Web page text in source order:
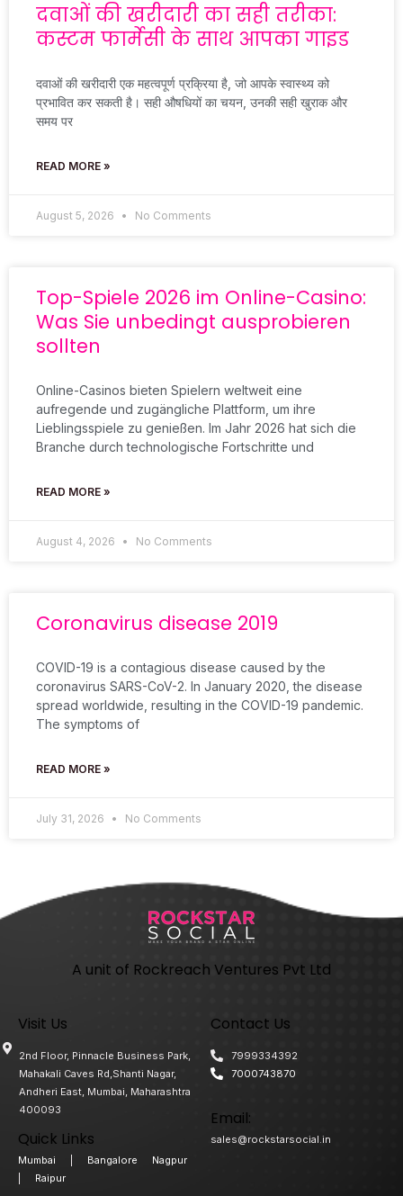
दवाओं की खरीदारी का सही तरीका:
कस्टम फार्मेसी के साथ आपका गाइड
दवाओं की खरीदारी एक महत्वपूर्ण प्रक्रिया है, जो आपके स्वास्थ्य को
प्रभावित कर सकती है। सही औषधियों का चयन, उनकी सही खुराक और
समय पर
READ MORE »
August 5, 2026 No Comments
Top-Spiele 2026 im Online-Casino:
Was Sie unbedingt ausprobieren
sollten
Online-Casinos bieten Spielern weltweit eine
aufregende und zugängliche Plattform, um ihre
Lieblingsspiele zu genießen. Im Jahr 2026 hat sich die
Branche durch technologische Fortschritte und
READ MORE »
August 4, 2026 No Comments
Coronavirus disease 2019
COVID-19 is a contagious disease caused by the
coronavirus SARS-CoV-2. In January 2020, the disease
spread worldwide, resulting in the COVID-19 pandemic.
The symptoms of
READ MORE »
July 31, 2026 No Comments
A unit of Rockreach Ventures Pvt Ltd
Visit Us
2nd Floor, Pinnacle Business Park,
Mahakali Caves Rd,Shanti Nagar,
Andheri East, Mumbai, Maharashtra
400093
Quick Links
Mumbai Bangalore
Nagpur
Raipur
Contact Us
7999334392
7000743870
Email:
sales@rockstarsocial.in